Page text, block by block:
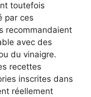
toutefois
par ces
recommandaient
avec des
du vinaigre.
recettes
inscrites dans
réellement